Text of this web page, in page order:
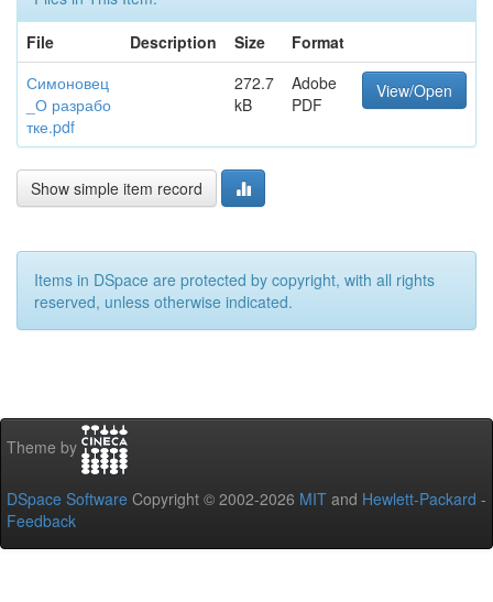
File
Description Size
Format
Симоновец
_О разрабо
тке.pdf
272.7
kB
Adobe
PDF
View/Open
Show simple item record
Items in DSpace are protected by copyright, with all rights
reserved, unless otherwise indicated.
Theme by
DSpace Software Copyright © 2002-2026 MIT and Hewlett-Packard -
Feedback